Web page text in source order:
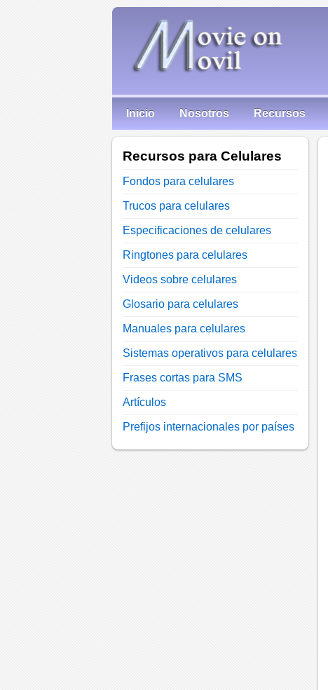
Inicio Nosotros Recursos
Recursos para Celulares
Fondos para celulares
Trucos para celulares
Especificaciones de celulares
Ringtones para celulares
Videos sobre celulares
Glosario para celulares
Manuales para celulares
Sistemas operativos para celulares
Frases cortas para SMS
Artículos
Prefijos internacionales por países